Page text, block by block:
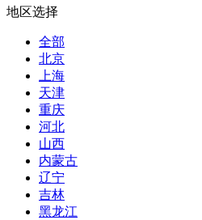
地区选择
全部
北京
上海
天津
重庆
河北
山西
内蒙古
辽宁
吉林
黑龙江